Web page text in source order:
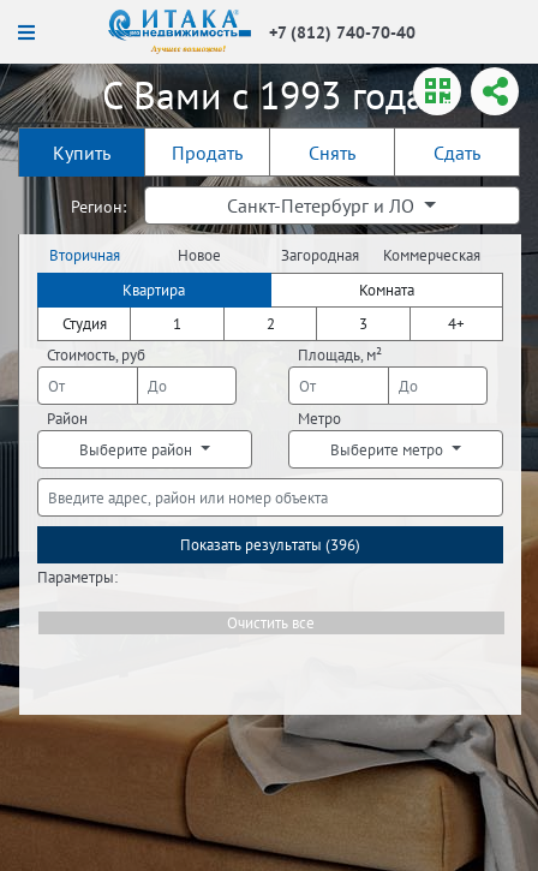
+7 (812) 740-70-40
С Вами с 1993 года!
Купить Продать Снять Сдать
Регион: Санкт-Петербург и ЛО
Вторичная
недвижимость
Новое
строительство
Загородная
недвижимость
Коммерческая
недвижимость
Квартира
Комната
Студия
1 2 3
4+
Стоимость, руб
Площадь, м²
Район
Выберите район
Метро
Выберите метро
Показать результаты (396)
Параметры:
Очистить все